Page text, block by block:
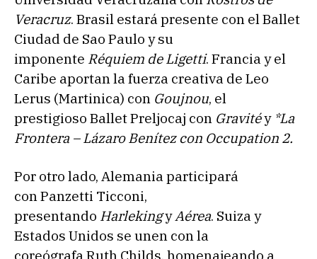
Veracruz. Brasil estará presente con el Ballet
Ciudad de Sao Paulo y su
imponente Réquiem de Ligetti. Francia y el
Caribe aportan la fuerza creativa de Leo
Lerus (Martinica) con Goujnou, el
prestigioso Ballet Preljocaj con Gravitéy *La
Frontera – Lázaro Benítez con Occupation 2.
Por otro lado, Alemania participará
con Panzetti Ticconi,
presentando HarlekingyAérea. Suiza y
Estados Unidos se unen con la
coreógrafa Ruth Childs, homenajeando a